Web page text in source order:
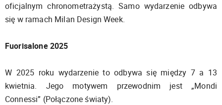
oficjalnym chronometrażystą. Samo wydarzenie odbywa
się w ramach Milan Design Week.
Fuorisalone 2025
W 2025 roku wydarzenie to odbywa się między 7 a 13
kwietnia. Jego motywem przewodnim jest „Mondi
Connessi” (Połączone światy).